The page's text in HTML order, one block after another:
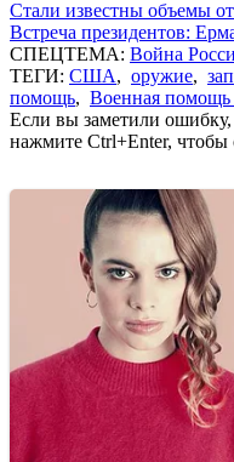
Стали известны объемы
Встреча президентов:
СПЕЦТЕМА: Война
ТЕГИ: США, оружие,
помощь, Военная
Если вы заметили
нажмите Ctrl+Enter, чтобы